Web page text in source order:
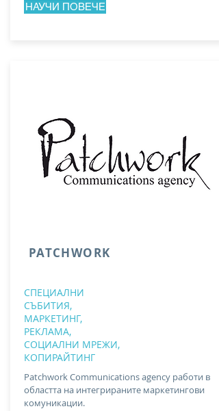
НАУЧИ ПОВЕЧЕ
PATCHWORK
СПЕЦИАЛНИ
СЪБИТИЯ​,
МАРКЕТИНГ,
РЕКЛАМА,
СОЦИАЛНИ МРЕЖИ,
КОПИРАЙТИНГ
Patchwork Communications agency работи в
областта на интегрираните маркетингови
комуникации.